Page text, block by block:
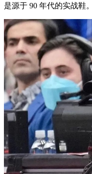
是源于 90 年代的实战鞋。